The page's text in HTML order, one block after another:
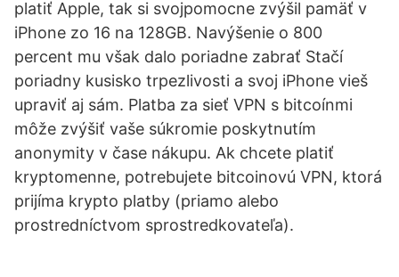
platiť Apple, tak si svojpomocne zvýšil pamäť v
iPhone zo 16 na 128GB. Navýšenie o 800
percent mu však dalo poriadne zabrať Stačí
poriadny kusisko trpezlivosti a svoj iPhone vieš
upraviť aj sám. Platba za sieť VPN s bitcoínmi
môže zvýšiť vaše súkromie poskytnutím
anonymity v čase nákupu. Ak chcete platiť
kryptomenne, potrebujete bitcoinovú VPN, ktorá
prijíma krypto platby (priamo alebo
prostredníctvom sprostredkovateľa).